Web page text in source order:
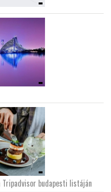
budapesti listáján